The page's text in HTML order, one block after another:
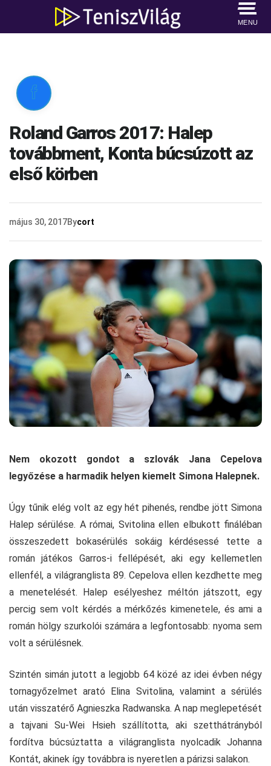
MENU

Roland Garros 2017: Halep
továbbment, Konta búcsúzott az
első körben
május 30, 2017Bycort
Nem okozott gondot a szlovák Jana Cepelova
legyőzése a harmadik helyen kiemelt Simona Halepnek.
Úgy tűnik elég volt az egy hét pihenés, rendbe jött Simona
Halep sérülése. A római, Svitolina ellen elbukott fináléban
összeszedett bokasérülés sokáig kérdésessé tette a
román játékos Garros-i fellépését, aki egy kellemetlen
ellenfél, a világranglista 89. Cepelova ellen kezdhette meg
a menetelését. Halep esélyeshez méltón játszott, egy
percig sem volt kérdés a mérkőzés kimenetele, és ami a
román hölgy szurkolói számára a legfontosabb: nyoma sem
volt a sérülésnek.
Szintén simán jutott a legjobb 64 közé az idei évben négy
tornagyőzelmet arató Elina Svitolina, valamint a sérülés
után visszatérő Agnieszka Radwanska. A nap meglepetését
a tajvani Su-Wei Hsieh szállította, aki szetthátrányból
fordítva búcsúztatta a világranglista nyolcadik Johanna
Kontát, akinek így továbbra is nyeretlen a párizsi salakon.